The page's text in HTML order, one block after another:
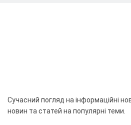
Сучасний погляд на інформаційні
новин та статей на популярні теми.